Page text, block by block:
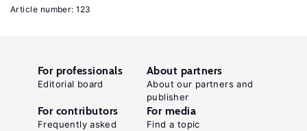
Handbook
Cheltenham:
Elgar,
Article number: 123
For professionals
Editorial board
About partners
About our partners and
publisher
For contributors
Frequently asked
For media
Find a topic